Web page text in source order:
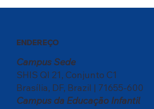
encontro de culturas
ENDEREÇO
Campus Sede
SHIS QI 21, Conjunto C1
Brasília, DF, Brazil | 71655-600
Campus da Educação Infantil